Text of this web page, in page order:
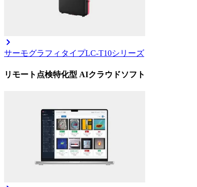
サーモグラフィタイプLC-T10シリーズ
リモート点検特化型 AIクラウドソフト